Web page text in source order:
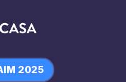
2025